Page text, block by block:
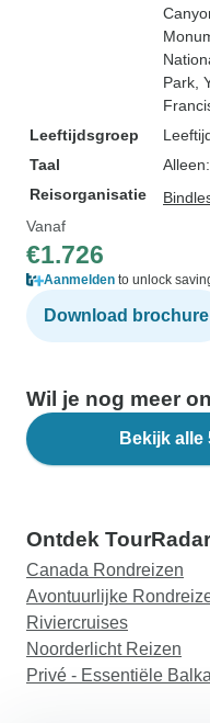
Park
Leeftijdsgroep
Taal
Reisorganisatie
Vanaf
€1.726
Aanmelden to unlock
Download brochure
Wil je nog meer
Bekijk alle
Ontdek TourRadar
Canada Rondreizen
Avontuurlijke
Riviercruises
Noorderlicht Reizen
Privé - Essentiële